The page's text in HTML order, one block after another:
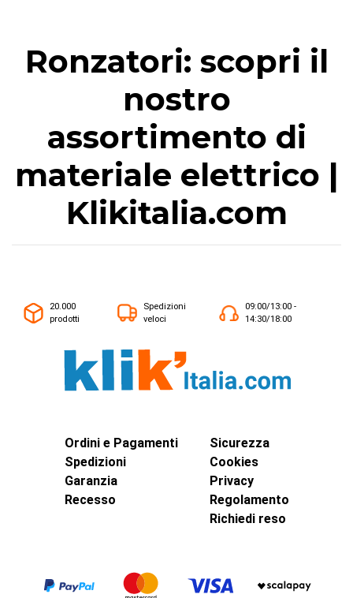
Ronzatori: scopri il
nostro
assortimento di
materiale elettrico |
Klikitalia.com
20.000
prodotti
Spedizioni
veloci
09:00/13:00 -
14:30/18:00
Ordini e Pagamenti
Spedizioni
Garanzia
Recesso
Sicurezza
Cookies
Privacy
Regolamento
Richiedi reso